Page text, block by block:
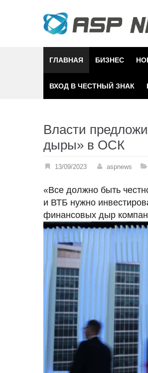
ГЛАВНАЯ БИЗНЕС
ВХОД В ЧЕСТНЫЙ ЗНАК
Власти
дыры» в ОСК
13/09/2023 aspnews
«Все должно быть
и ВТБ нужно
финансовых дыр